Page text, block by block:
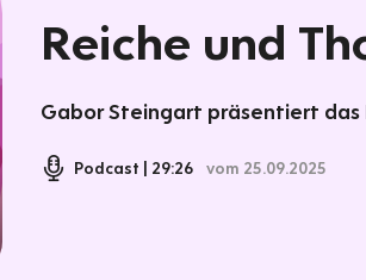
Reiche und
Gabor Steingart präsentiert das
Podcast 29:26 vom 25.09.2025